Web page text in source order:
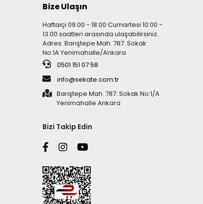
Bize Ulaşın
Haftaiçi 09:00 - 18:00 Cumartesi 10:00 -
13:00 saatleri arasında ulaşabilirsiniz.
Adres: Barıştepe Mah. 787. Sokak
No:1A Yenimahalle/Ankara
0501 151 07 58
info@sekate.com.tr
Barıştepe Mah. 787. Sokak No:1/A
Yenimahalle Ankara
Bizi Takip Edin